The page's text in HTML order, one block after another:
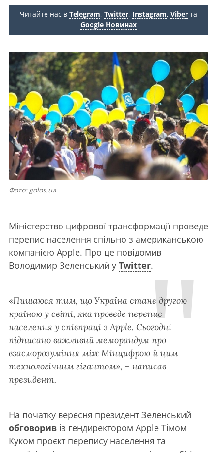
Читайте нас в Telegram, Twitter, Instagram, Viber та
Google Новинах
Фото: golos.ua
Міністерство цифрової трансформації проведе
перепис населення спільно з американською
компанією Apple. Про це повідомив
Володимир Зеленський у Twitter.
«Пишаюся тим, що Україна стане другою
країною у світі, яка проведе перепис
населення у співпраці з Apple. Сьогодні
підписано важливий меморандум про
взаєморозуміння між Мінцифрою й цим
технологічним гігантом», – написав
президент.
На початку вересня президент Зеленський
обговорив із гендиректором Apple Тімом
Куком проєкт перепису населення та